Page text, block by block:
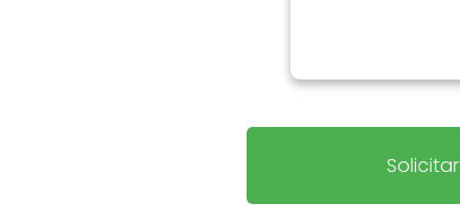
Solicitar